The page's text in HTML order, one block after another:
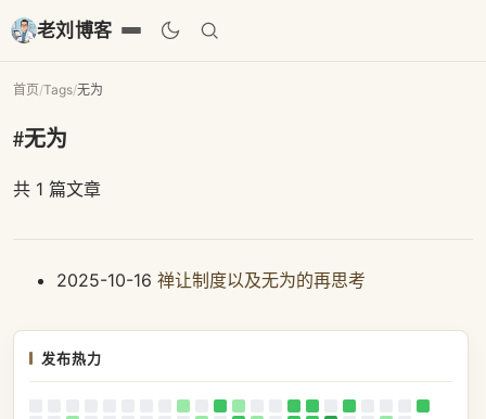
老刘博客
首页/Tags/无为
#无为
共 1 篇文章
2025-10-16 禅让制度以及无为的再思考
发布热力